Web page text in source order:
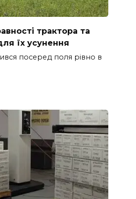
трактора та
їх усунення
посеред поля рівно в